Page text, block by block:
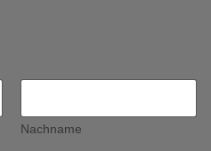
Nachname